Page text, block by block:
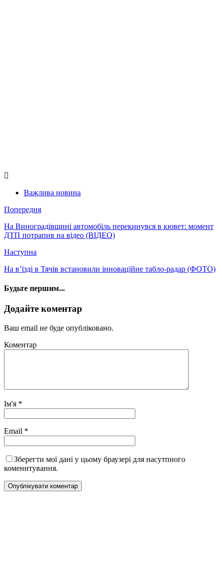
Важлива новина
Попередня
На Виноградівщині автомобіль перекинувся в кювет: момент
ДТП потрапив на відео (ВІДЕО)
Наступна
На в’їзді в Тячів встановили інноваційне табло-радар (ФОТО)
Будьте першим...
Додайте коментар
Ваш email не буде опубліковано.
Коментар
Ім'я *
Email *
Зберегти мої дані у цьому браузері для насутпного
коменнтування.